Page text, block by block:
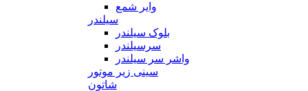
وایر شمع
سیلندر
بلوک سیلندر
سرسیلندر
واشر سر سیلندر
سینی زیر موتور
شاتون